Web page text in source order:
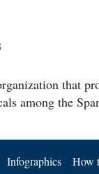
that
among the
Infographics How